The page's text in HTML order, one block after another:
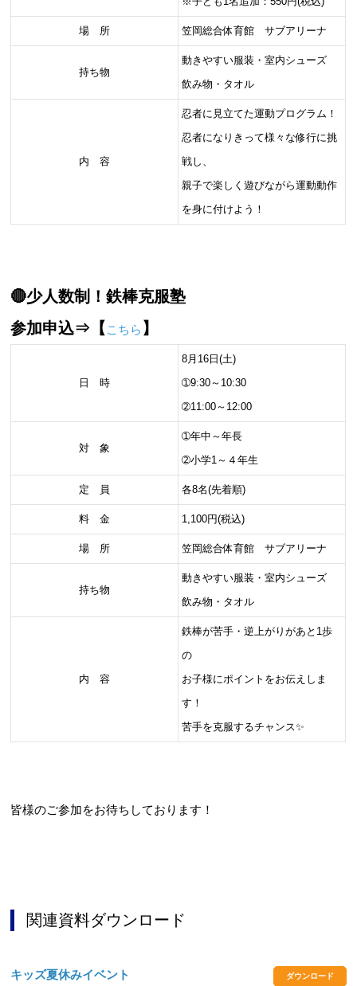
場 所 笠岡総合体育館 サブアリーナ
持ち物
動きやすい服装・室内シューズ
飲み物・タオル
内 容
忍者に見立てた運動プログラム！
忍者になりきって様々な修行に挑
戦し、
親子で楽しく遊びながら運動動作
を身に付けよう！
🔴少人数制！鉄棒克服塾
参加申込⇒【 こちら 】
日 時
8月16日(土)
➀9:30～10:30
➁11:00～12:00
対 象
➀年中～年長
➁小学1～４年生
定 員 各8名(先着順)
料 金 1,100円(税込)
場 所 笠岡総合体育館 サブアリーナ
持ち物
動きやすい服装・室内シューズ
飲み物・タオル
内 容
鉄棒が苦手・逆上がりがあと1歩
の
お子様にポイントをお伝えしま
す！
苦手を克服するチャンス✨
皆様のご参加をお待ちしております！
関連資料ダウンロード
キッズ夏休みイベント ダウンロード